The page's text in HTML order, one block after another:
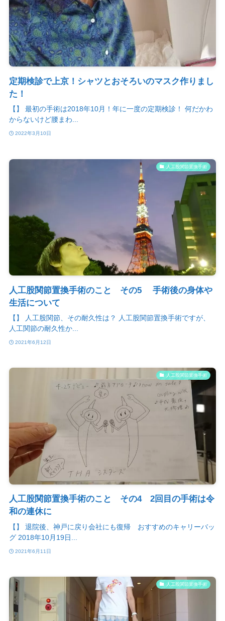
定期検診で上京！シャツとおそろいのマスク作りまし
た！
【】 最初の手術は2018年10月！年に一度の定期検診！ 何だかわ
からないけど腰まわ...
2022年3月10日
人工股関節置換手術
人工股関節置換手術のこと その5 手術後の身体や
生活について
【】 人工股関節、その耐久性は？ 人工股関節置換手術ですが、
人工関節の耐久性か...
2021年6月12日
人工股関節置換手術
人工股関節置換手術のこと その4 2回目の手術は令
和の連休に
【】 退院後、神戸に戻り会社にも復帰 おすすめのキャリーバッ
グ 2018年10月19日...
2021年6月11日
人工股関節置換手術